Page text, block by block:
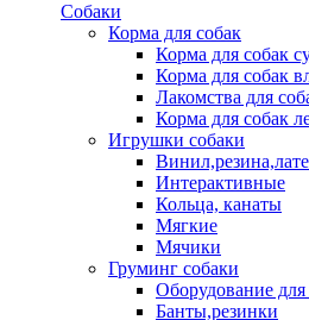
Собаки
Корма для собак
Корма для собак
Корма для собак
Лакомства для
Корма для собак
Игрушки собаки
Интерактивные
Кольца, канаты
Мягкие
Мячики
Груминг собаки
Оборудование для
Банты,резинки